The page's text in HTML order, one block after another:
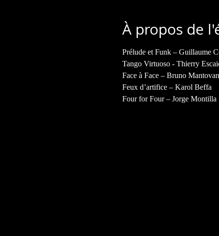
À propos de
Prélude et Funk – Guillaume
Tango Virtuoso - Thierry
Face à Face – Bruno
Feux d’artifice – Karol Beffa
Four for Four – Jorge